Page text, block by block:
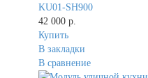
KU01-SH900
42 000 р.
Купить
В закладки
В сравнение